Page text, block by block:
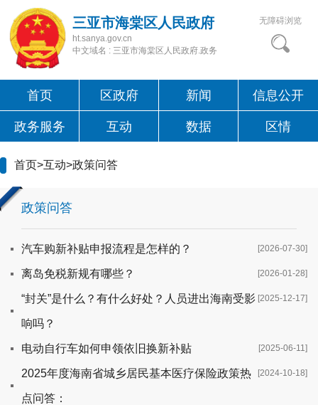
三亚市海棠区人民政府
ht.sanya.gov.cn
中文域名 : 三亚市海棠区人民政府.政务
无障碍浏览
首页 区政府 新闻 信息公开
政务服务 互动 数据 区情
首页>互动>政策问答
政策问答
[2026-07-30]
汽车购新补贴申报流程是怎样的？
[2026-01-28]
离岛免税新规有哪些？
[2025-12-17]
“封关”是什么？有什么好处？人员进出海南受影
响吗？
[2025-06-11]
电动自行车如何申领依旧换新补贴
[2024-10-18]
2025年度海南省城乡居民基本医疗保险政策热
点问答：